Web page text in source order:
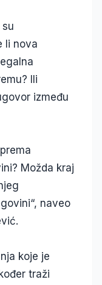
li nova
Ili
između
Možda kraj
naveo
koje je
traži